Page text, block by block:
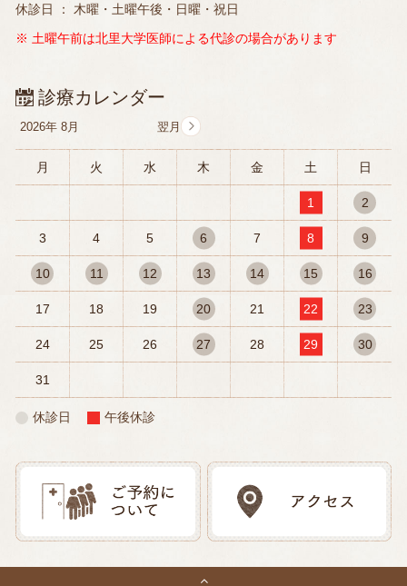
休診日 ： 木曜・土曜午後・日曜・祝日
※ 土曜午前は北里大学医師による代診の場合があります
診療カレンダー
2026年 8月
月 火 水 木 金 土 日
1 2
3 4 5 6 7 8 9
10 11 12 13 14 15 16
17 18 19 20 21 22 23
24 25 26 27 28 29 30
31
休診日 午後休診